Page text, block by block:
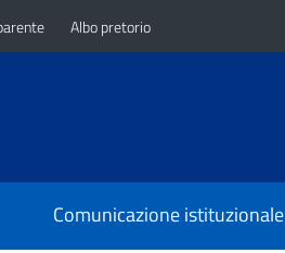
Albo pretorio
Comunicazione istituzionale